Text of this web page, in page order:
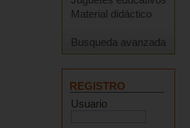
Material didáctico
Busqueda avanzada
REGISTRO
Usuario